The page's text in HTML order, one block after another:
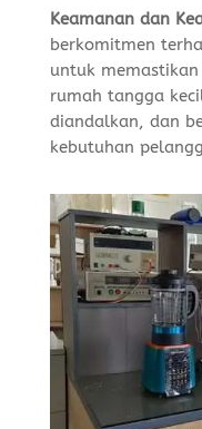
Keamanan dan
berkomitmen
untuk
rumah tangga
diandalkan, dan
kebutuhan